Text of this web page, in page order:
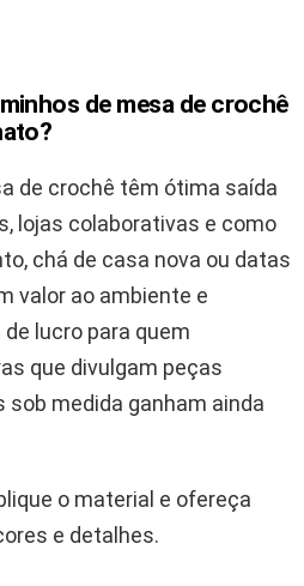
de mesa de crochê
de crochê têm ótima saída
lojas colaborativas e como
chá de casa nova ou datas
valor ao ambiente e
lucro para quem
que divulgam peças
medida ganham ainda
o material e ofereça
e detalhes.